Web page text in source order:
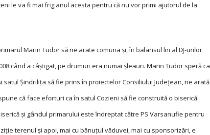
le va fi mai frig anul acesta pentru că nu vor primi ajutorul de la
Marin Tudor să ne arate comuna și, în balansul lin al DJ-urilor
când a câștigat, pe drumuri era numai șleauri. Marin Tudor speră ca
satul Șindriliţa să fie prins în proiectelor Consiliului Judeţean, ne arată
că face eforturi ca în satul Cozieni să fie construită o biserică.
și gândul primarului este îndreptat către PS Varsanufie pentru
terenul și apoi, mai cu bănuţul văduvei, mai cu sponsorizări, e